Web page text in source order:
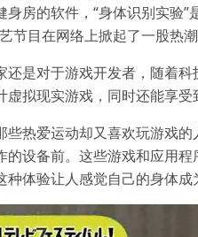
身房的软件，“身体识别实验
节目在网络上掀起了一股热潮
还是对于游戏开发者，随着
拟现实游戏，同时还能享
些热爱运动却又喜欢玩游戏
的设备前。这些游戏和应用
种体验让人感觉自己的身体成